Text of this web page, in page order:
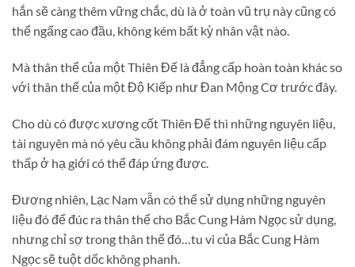
hắn sẽ càng thêm vững chắc, dù là ở toàn vũ trụ này cũng có
thể ngẩng cao đầu, không kém bất kỳ nhân vật nào.
Mà thân thể của một Thiên Đế là đẳng cấp hoàn toàn khác so
với thân thể của một Độ Kiếp như Đan Mộng Cơ trước đây.
Cho dù có được xương cốt Thiên Đế thì những nguyên liệu,
tài nguyên mà nó yêu cầu không phải đám nguyên liệu cấp
thấp ở hạ giới có thể đáp ứng được.
Đương nhiên, Lạc Nam vẫn có thể sử dụng những nguyên
liệu đó để đúc ra thân thể cho Bắc Cung Hàm Ngọc sử dụng,
nhưng chỉ sợ trong thân thể đó…tu vi của Bắc Cung Hàm
Ngọc sẽ tuột dốc không phanh.